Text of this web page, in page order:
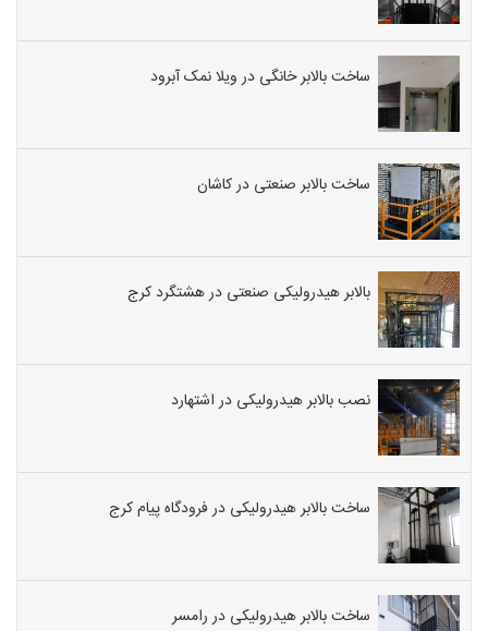
ساخت بالابر خانگی در ویلا نمک آبرود
ساخت بالابر صنعتی در کاشان
بالابر هیدرولیکی صنعتی در هشتگرد کرج
نصب بالابر هیدرولیکی در اشتهارد
ساخت بالابر هیدرولیکی در فرودگاه پیام کرج
ساخت بالابر هیدرولیکی در رامسر